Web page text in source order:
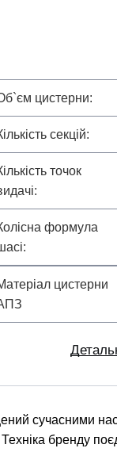
цистерни
секцій
точок
формула
цистерни
сучасними
бренду